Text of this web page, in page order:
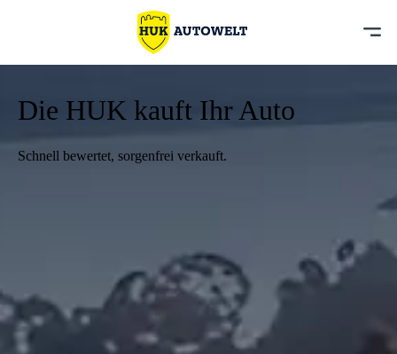
Die HUK kauft Ihr Auto
Schnell bewertet, sorgenfrei verkauft.